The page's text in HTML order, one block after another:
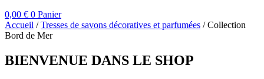
0,00 € 0 Panier
Accueil /Tresses de savons décoratives et parfumées / Collection
Bord de Mer
BIENVENUE DANS LE SHOP